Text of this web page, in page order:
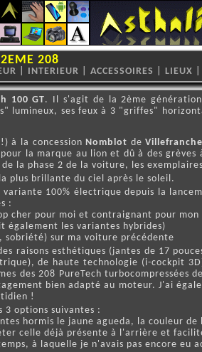
208
INTERIEUR ACCESSOIRES LIEUX
100 GT. Il s'agit de la 2ème
lumineux, ses feux à 3 "griffes"
à la concessionNomblot de
la marque au lion et dû à des
la phase 2 de la voiture, les
plus brillante du ciel après le soleil.
100% électrique depuis la
:
cher pour moi et contraignant pour
également les variantes hybrides)
sur ma voiture précédente
raisons esthétiques (jantes de 17
de haute technologie (i-cockpit
des 208 PureTech
bien adapté au moteur. J'ai
!
3 options suivantes :
hormis le jaune agueda, la couleur de
celle déjà présente à l'arrière et
à laquelle je n'avais pas encore eu